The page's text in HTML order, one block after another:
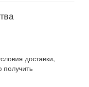
доставки,
получить